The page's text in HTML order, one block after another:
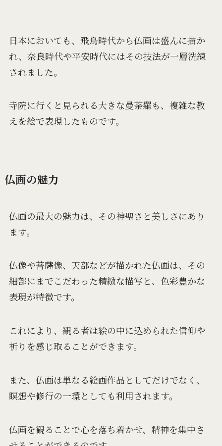
日本においても、飛鳥時代から仏画は盛んに描か
れ、奈良時代や平安時代にはその技法が一層洗練
されました。
寺院に行くと見られる大きな曼荼羅も、複雑な教
えを絵で表現したものです。
仏画の魅力
仏画の最大の魅力は、その神聖さと美しさにあり
ます。
仏像や菩薩像、天部などが描かれた仏画は、その
細部にまでこだわった精緻な描写と、色彩豊かな
表現が特徴です。
これにより、観る者は絵の中に込められた信仰や
祈りを感じ取ることができます。
また、仏画は単なる絵画作品としてだけでなく、
瞑想や修行の一環としても利用されます。
仏画を観ることで心を落ち着かせ、精神を集中さ